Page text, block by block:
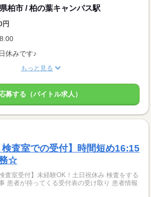
柏市 / 柏の葉キャンパス駅
円
休みです♪
もっと見る
募する（バイトル求人）
検査室での受付】時間短め16:15
☆
査室受付】未経験OK！土日祝休み 検査をする
患者が持ってくる受付表の受け取り 患者情報